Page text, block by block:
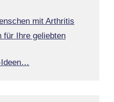
mit Arthritis
für Ihre geliebten